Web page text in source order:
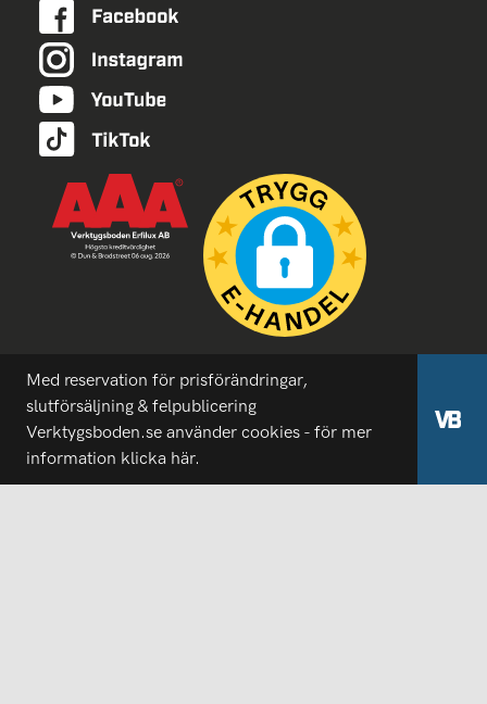
Med reservation för prisförändringar,
slutförsäljning & felpublicering
Verktygsboden.se använder cookies - för mer
information klicka här.